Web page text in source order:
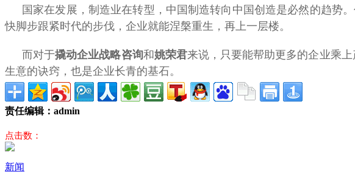
国家在发展，制造业在转型，中国制造转向中国创造是必然的趋势
快脚步跟紧时代的步伐，企业就能涅槃重生，再上一层楼。
而对于撬动企业战略咨询和姚荣君来说，只要能帮助更多的企业乘
生意的诀窍，也是企业长青的基石。
责任编辑：admin
点击数：
新闻